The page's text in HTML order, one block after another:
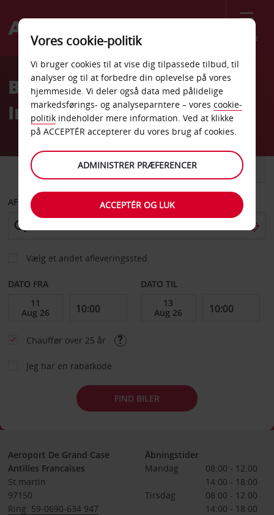
Menu
Welcome
AvisBilleje Grand Case
Internationale Lufthavn
VAREVOGN
AFHENT FRA
Vælg et andet afleveringssted
DATO FRA DATO TIL
Chauffør over 25 år
Jeg har en rabatkode
FIND BILER
Aeroport De Grand Case
Antilles Francaises
St.martin
97150
Ring: 59-0690-634 947
Åbningstider
Mandag
08:00 - 12:00
14:00 - 18:00
Tirsdag
08:00 - 12:00
14:00 - 18:00
Vores cookie-politik
Vi bruger cookies til at vise dig tilpassede tilbud, til
analyser og til at forbedre din oplevelse på vores
hjemmeside. Vi deler også data med pålidelige
markedsførings- og analyseparntere – vores cookie-
politik indeholder mere information. Ved at klikke
på ACCEPTÉR accepterer du vores brug af cookies.
ADMINISTRER PRÆFERENCER
ACCEPTÉR OG LUK